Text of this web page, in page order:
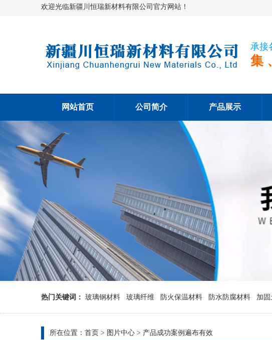
欢迎光临新疆川恒瑞新材料有限公司官方网站！
承接
集
网站首页 公司简介 产品展示
热门关键词： 玻璃钢材料 玻璃纤维 防火保温材料 防水防腐材料 加
所在位置： 首页 > 图片中心 > 产品成功案例遍布有效